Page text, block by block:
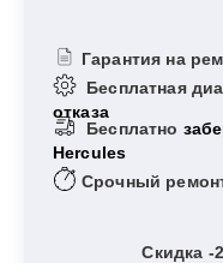
Гарантия на
Бесплатная
отказа
Бесплатно
Hercules
Срочный
Скидка -